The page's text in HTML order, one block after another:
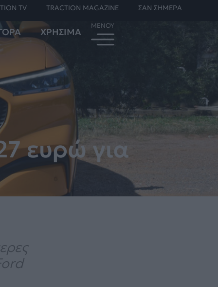
TV TRACTION MAGAZINE ΣΑΝ ΣΗΜΕΡΑ
ΧΡΗΣΙΜΑ
ευρώ για